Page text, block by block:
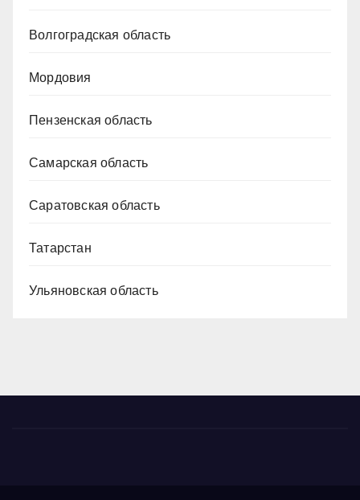
Волгоградская область
Мордовия
Пензенская область
Самарская область
Саратовская область
Татарстан
Ульяновская область